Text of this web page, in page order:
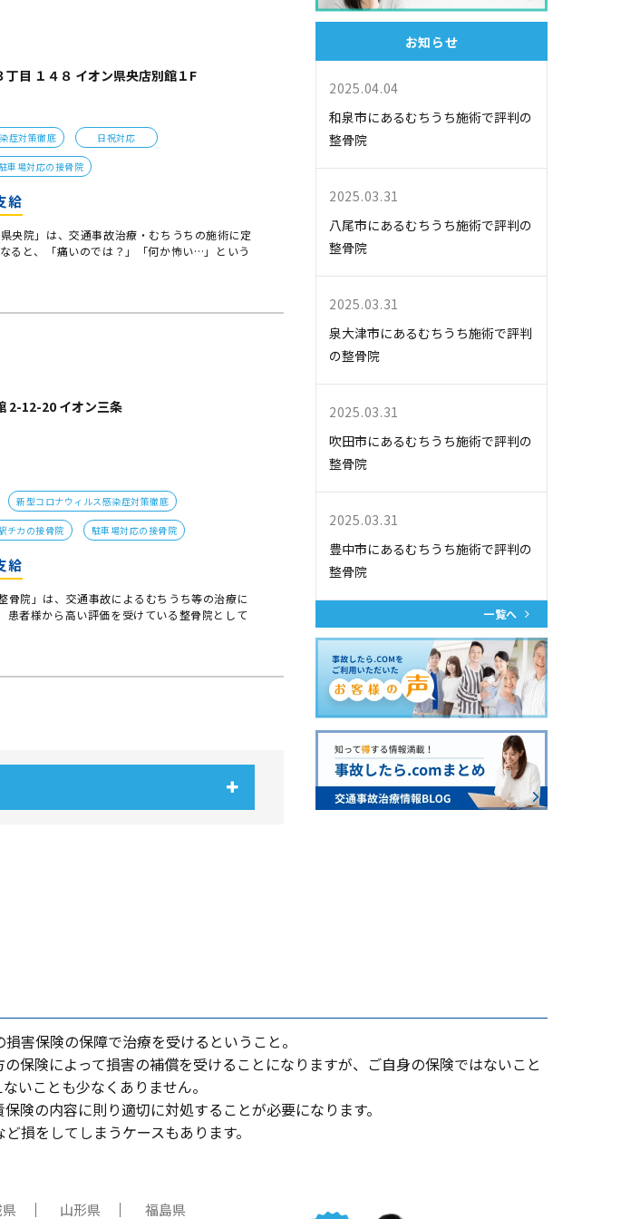
目 １４８ イオン県央店別館１F
症対策徹底 日祝対応
車場対応の接骨院
給
央院」は、交通事故治療・むちうちの施術に定
ると、「痛いのでは？」「何か怖い…」という
2-12-20 イオン三条
新型コロナウィルス感染症対策徹底
チカの接骨院 駐車場対応の接骨院
給
骨院」は、交通事故によるむちうち等の治療に
患者様から高い評価を受けている整骨院として
お知らせ
2025.04.04
和泉市にあるむちうち施術で評判の
整骨院
2025.03.31
八尾市にあるむちうち施術で評判の
整骨院
2025.03.31
泉大津市にあるむちうち施術で評判
の整骨院
2025.03.31
吹田市にあるむちうち施術で評判の
整骨院
2025.03.31
豊中市にあるむちうち施術で評判の
整骨院
一覧へ
害保険の保障で治療を受けるということ。
保険によって損害の補償を受けることになりますが、ご⾃⾝の保険ではないこと
いことも少なくありません。
険の内容に則り適切に対処することが必要になります。
損をしてしまうケースもあります。
山形県 福島県